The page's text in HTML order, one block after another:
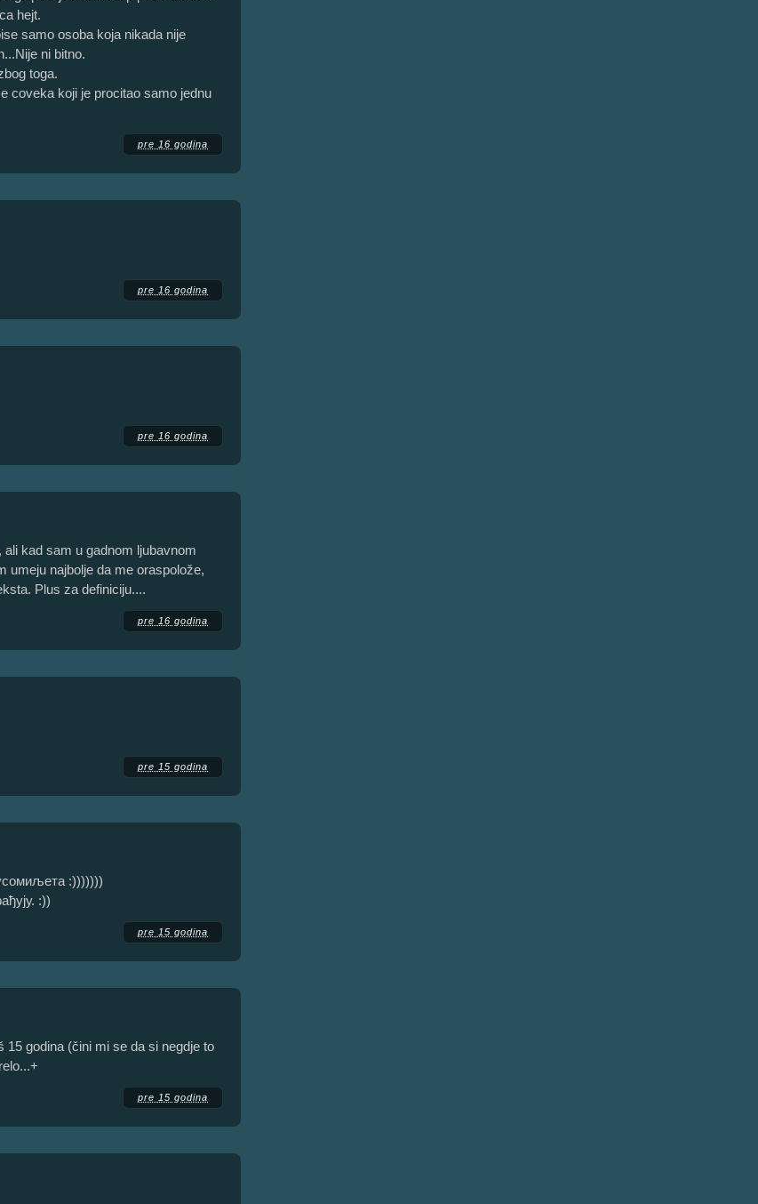
hejt.
samo osoba koja nikada nije
ni bitno.
toga.
coveka koji je procitao samo jednu
pre 16 godina
pre 16 godina
pre 16 godina
kad sam u gadnom ljubavnom
umeju najbolje da me oraspolože,
Plus za definiciju....
pre 16 godina
pre 15 godina
:)))))))
:))
pre 15 godina
godina (čini mi se da si negdje to
pre 15 godina